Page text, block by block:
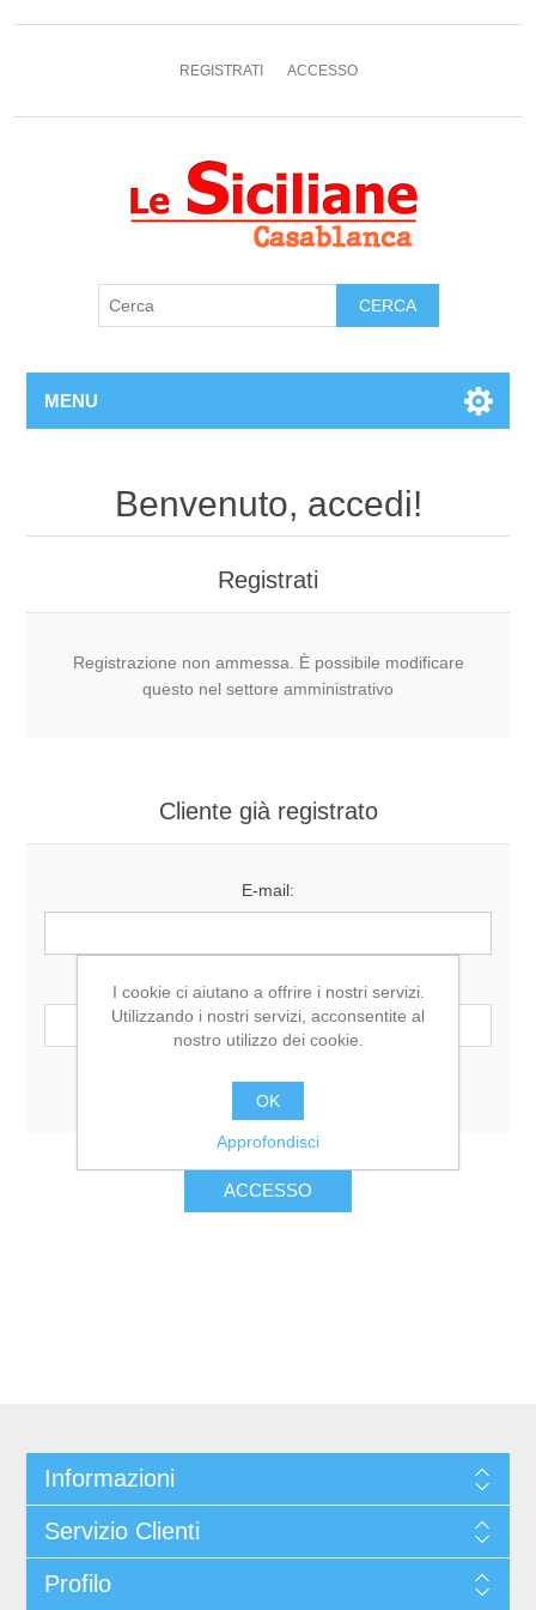
REGISTRATI ACCESSO
MENU
Benvenuto, accedi!
Registrati
Registrazione non ammessa. È possibile modificare
questo nel settore amministrativo
Cliente già registrato
E-mail:
Password:
Resta collegato Password dimenticata?
Informazioni
Servizio Clienti
Profilo
I cookie ci aiutano a offrire i nostri servizi.
Utilizzando i nostri servizi, acconsentite al
nostro utilizzo dei cookie.
OK
Approfondisci